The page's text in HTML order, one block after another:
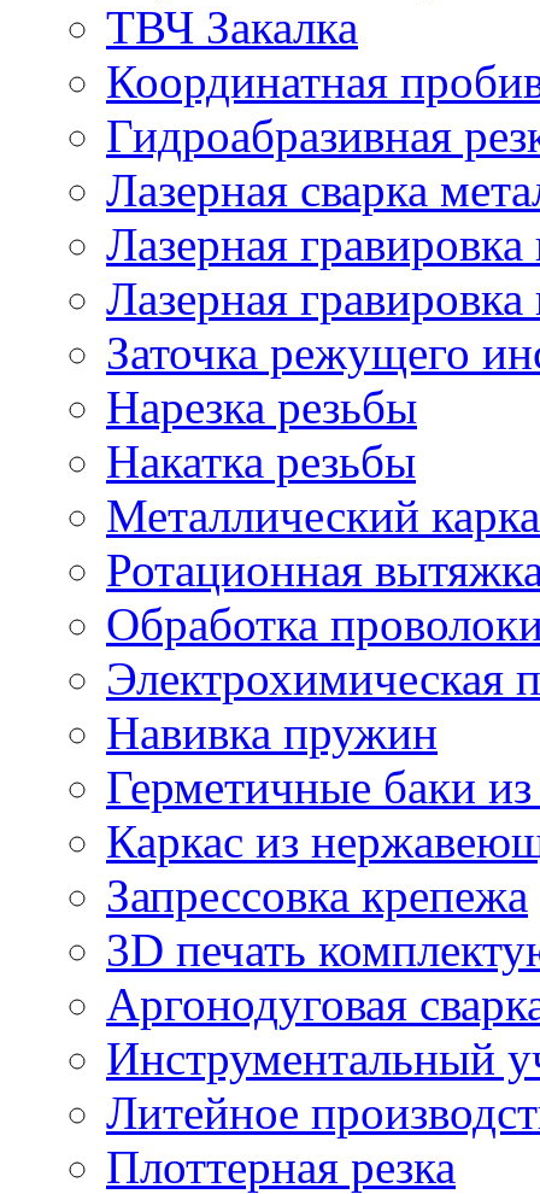
ТВЧ Закалка
Координатная
Гидроабразивная
Лазерная сварка
Лазерная гравировка
Лазерная
Заточка режущего
Нарезка резьбы
Накатка резьбы
Металлический
Ротационная
Обработка
Электрохимическая
Навивка пружин
Герметичные баки
Каркас из
Запрессовка крепежа
3D печать
Аргонодуговая
Инструментальный
Литейное
Плоттерная резка